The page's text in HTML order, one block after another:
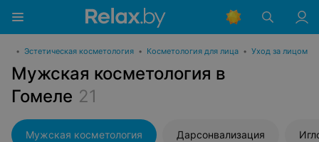
• Эстетическая косметология • Косметология для лица • Уход за лицом
Мужская косметология в
Гомеле 21
Мужская косметология Дарсонвализация